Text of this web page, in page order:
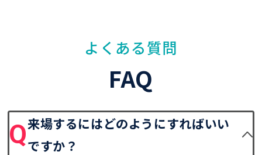
よくある質問
FAQ
来場するにはどのようにすればいい
ですか？